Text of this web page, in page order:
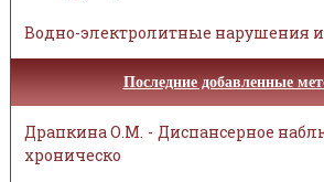
Водно-электролитные нарушения
Последние добавленные
Драпкина О.М. - Диспансерное
хроническо